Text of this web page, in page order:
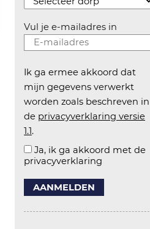
Vul je e-mailadres in
Ik ga ermee akkoord dat
mijn gegevens verwerkt
worden zoals beschreven in
de privacyverklaring versie
1.1.
Ja, ik ga akkoord met de
privacyverklaring
AANMELDEN